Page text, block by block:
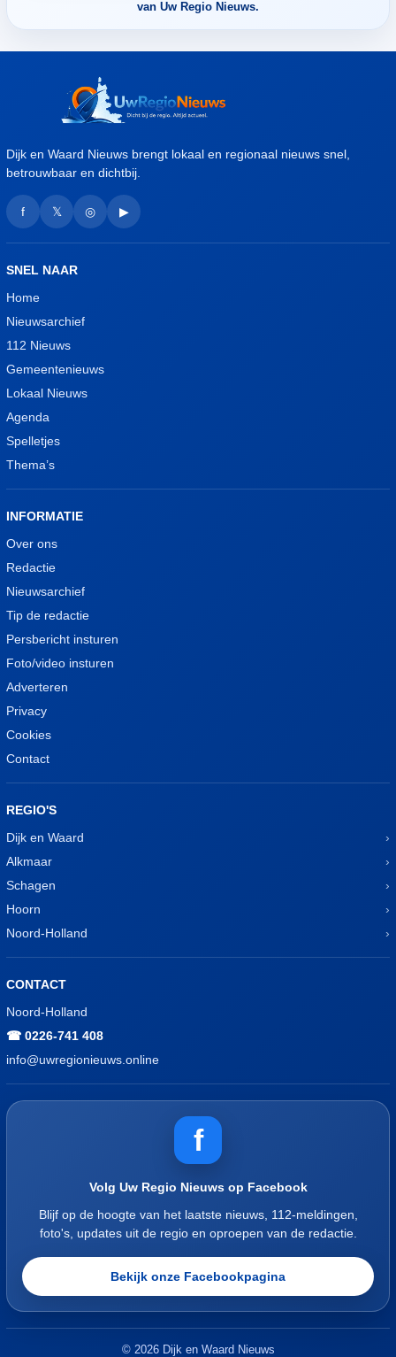
van Uw Regio Nieuws.
Dijk en Waard Nieuws brengt lokaal en regionaal nieuws snel,
betrouwbaar en dichtbij.
f 𝕏 ◎ ▶
SNEL NAAR
Home
Nieuwsarchief
112 Nieuws
Gemeentenieuws
Lokaal Nieuws
Agenda
Spelletjes
Thema’s
INFORMATIE
Over ons
Redactie
Nieuwsarchief
Tip de redactie
Persbericht insturen
Foto/video insturen
Adverteren
Privacy
Cookies
Contact
REGIO'S
Dijk en Waard
Alkmaar
Schagen
Hoorn
Noord-Holland
CONTACT
Noord-Holland
☎ 0226-741 408
info@uwregionieuws.online
f
Volg Uw Regio Nieuws op Facebook
Blijf op de hoogte van het laatste nieuws, 112-meldingen,
foto's, updates uit de regio en oproepen van de redactie.
Bekijk onze Facebookpagina
© 2026 Dijk en Waard Nieuws